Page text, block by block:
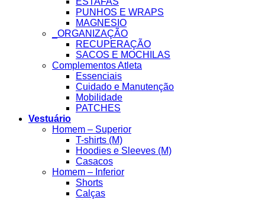
PUNHOS E WRAPS
MAGNESIO
_ORGANIZAÇÃO
RECUPERAÇÃO
SACOS E MOCHILAS
Complementos Atleta
Essenciais
Cuidado e Manutenção
Mobilidade
PATCHES
Vestuário
Homem – Superior
T-shirts (M)
Hoodies e Sleeves (M)
Casacos
Homem – Inferior
Shorts
Calças